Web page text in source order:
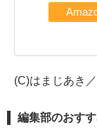
(C)はまじあき
編集部のおす